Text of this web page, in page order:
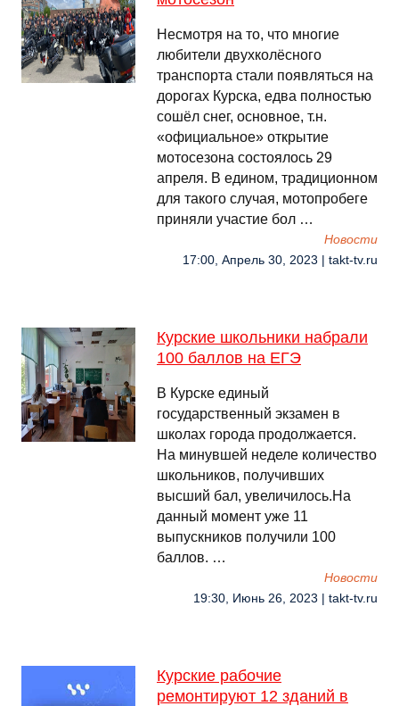
Несмотря на то, что многие
любители двухколёсного
транспорта стали появляться на
дорогах Курска, едва полностью
сошёл снег, основное, т.н.
«официальное» открытие
мотосезона состоялось 29
апреля. В едином, традиционном
для такого случая, мотопробеге
приняли участие бол …
Новости
17:00, Апрель 30, 2023 | takt-tv.ru
Курские школьники набрали
100 баллов на ЕГЭ
В Курске единый
государственный экзамен в
школах города продолжается.
На минувшей неделе количество
школьников, получивших
высший бал, увеличилось.На
данный момент уже 11
выпускников получили 100
баллов. …
Новости
19:30, Июнь 26, 2023 | takt-tv.ru
Курские рабочие
ремонтируют 12 зданий в